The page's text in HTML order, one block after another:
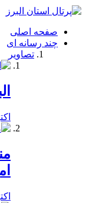
فصد
شرق
تهران
خشکشویی
صفحه اصلی
چند رسانه ای
تصاویر
اکتبر
اکتبر